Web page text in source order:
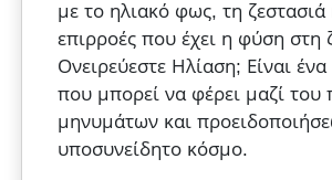
με το ηλιακό φως, τη ζεστασιά
επιρροές που έχει η φύση στη
Ονειρεύεστε Ηλίαση; Είναι
που μπορεί να φέρει μαζί
μηνυμάτων και
υποσυνείδητο κόσμο.